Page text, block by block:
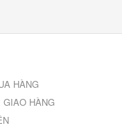
HÀNG
GIAO HÀNG